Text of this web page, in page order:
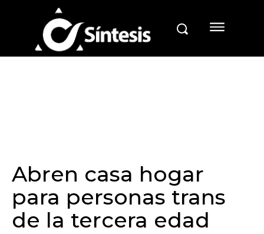
Abren casa hogar
para personas trans
de la tercera edad